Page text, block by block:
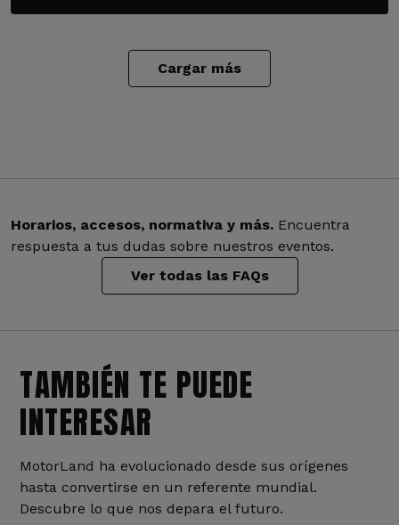
Cargar más
Horarios, accesos, normativa y más. Encuentra
respuesta a tus dudas sobre nuestros eventos.
Ver todas las FAQs
TAMBIÉN TE PUEDE
INTERESAR
MotorLand ha evolucionado desde sus orígenes
hasta convertirse en un referente mundial.
Descubre lo que nos depara el futuro.